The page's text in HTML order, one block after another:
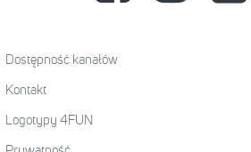
Dostępność kanałów
Kontakt
Logotypy 4FUN